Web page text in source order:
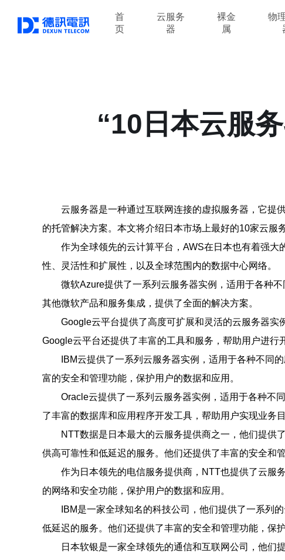
首
页
云服务
器
裸金
属
物
“10日本云服
云服务器是一种通过互联网连接的虚拟服务器，它提
的托管解决方案。本文将介绍日本市场上最好的10家云服
作为全球领先的云计算平台，AWS在日本也有着强
性、灵活性和扩展性，以及全球范围内的数据中心网络。
微软Azure提供了一系列云服务器实例，适用于各种
其他微软产品和服务集成，提供了全面的解决方案。
Google云平台提供了高度可扩展和灵活的云服务器实
Google云平台还提供了丰富的工具和服务，帮助用户进行
IBM云提供了一系列云服务器实例，适用于各种不同
富的安全和管理功能，保护用户的数据和应用。
Oracle云提供了一系列云服务器实例，适用于各种不
了丰富的数据库和应用程序开发工具，帮助用户实现业务目
NTT数据是日本最大的云服务提供商之一，他们提供
供高可靠性和低延迟的服务。他们还提供了丰富的安全和
作为日本领先的电信服务提供商，NTT也提供了云服
的网络和安全功能，保护用户的数据和应用。
IBM是一家全球知名的科技公司，他们提供了一系列
低延迟的服务。他们还提供了丰富的安全和管理功能，保
日本软银是一家全球领先的通信和互联网公司，他们